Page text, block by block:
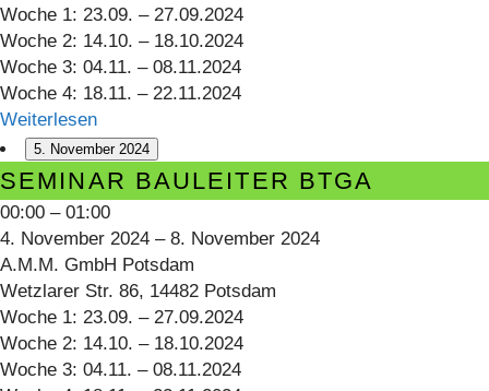
Woche 1: 23.09. – 27.09.2024
Woche 2: 14.10. – 18.10.2024
Woche 3: 04.11. – 08.11.2024
Woche 4: 18.11. – 22.11.2024
Weiterlesen
5. November 2024
Seminar
Bauleiter
BTGA
SEMINAR BAULEITER BTGA
00:00 – 01:00
4. November 2024 – 8. November 2024
A.M.M. GmbH Potsdam
Wetzlarer Str. 86, 14482 Potsdam
Woche 1: 23.09. – 27.09.2024
Woche 2: 14.10. – 18.10.2024
Woche 3: 04.11. – 08.11.2024